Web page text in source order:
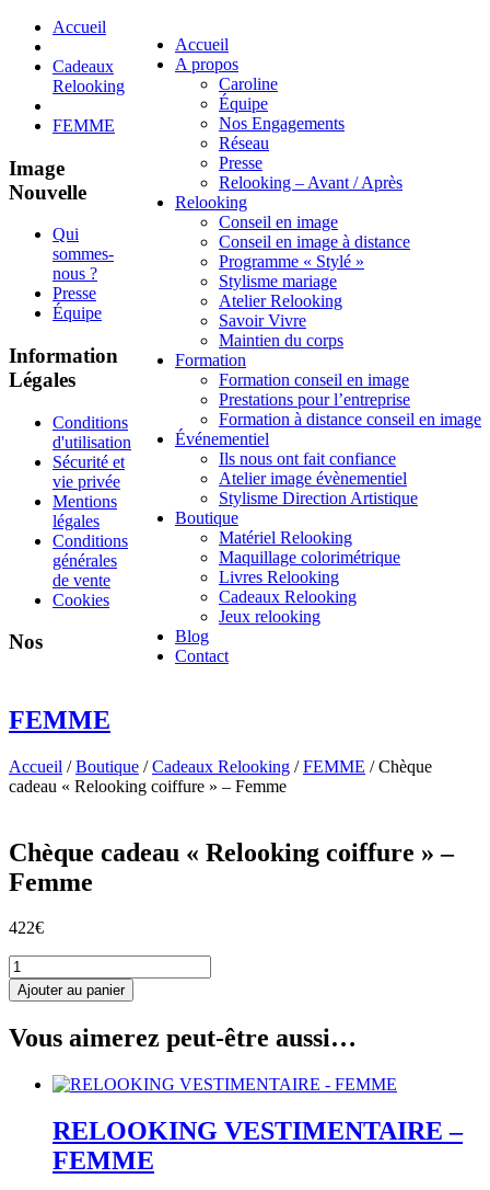
Accueil
A propos
Caroline
Équipe
Nos Engagements
Réseau
Presse
Relooking – Avant / Après
Relooking
Conseil en image
Conseil en image à distance
Programme « Stylé »
Stylisme mariage
Atelier Relooking
Savoir Vivre
Maintien du corps
Formation
Formation conseil en image
Prestations pour l’entreprise
Formation à distance conseil en image
Événementiel
Ils nous ont fait confiance
Atelier image évènementiel
Stylisme Direction Artistique
Boutique
Matériel Relooking
Maquillage colorimétrique
Livres Relooking
Cadeaux Relooking
Jeux relooking
Blog
Contact
Accueil
Cadeaux
Relooking
FEMME
FEMME
Accueil /Boutique /Cadeaux Relooking /FEMME / Chèque
cadeau « Relooking coiffure » – Femme
Chèque cadeau « Relooking coiffure » –
Femme
422€
quantité
de
Chèque
"Relooking
Ajouter au panier
Vous aimerez peut-être aussi…
RELOOKING VESTIMENTAIRE –
FEMME
Image
Nouvelle
Qui
sommes-
nous ?
Presse
Équipe
Information
Légales
Conditions
d'utilisation
Sécurité et
vie privée
Mentions
légales
Conditions
générales
de vente
Cookies
Nos